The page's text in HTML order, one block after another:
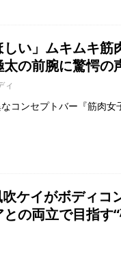
しい」ムキムキ筋
の前腕に驚愕の
ィ
コンセプトバー『筋肉女
吹ケイがボディコ
の両立で目指す